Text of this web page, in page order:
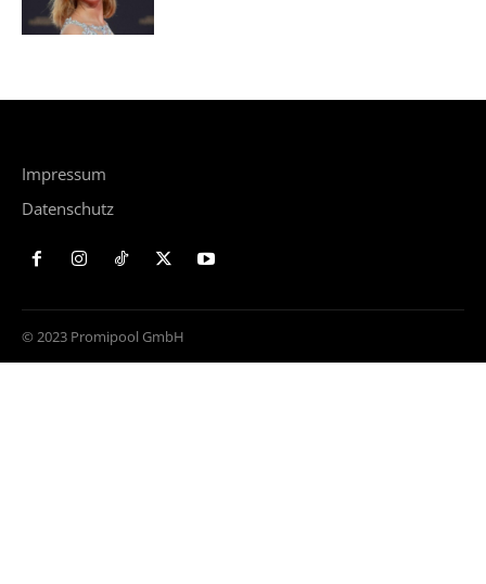
Impressum
Datenschutz
© 2023 Promipool GmbH